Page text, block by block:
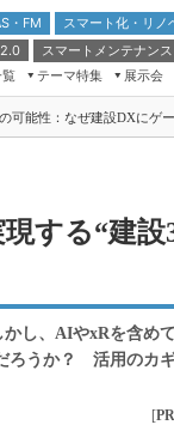
・FM
スマート化・リノ
スマートメンテナンス
テーマ特集
展示会
TOKYO－建
端技術展－
エンスOSAKA
ルド 2020
可能性：なぜ建設DXにゲ
する“建設
し、AIやxRを含め
ろうか？ 活用のカ
[